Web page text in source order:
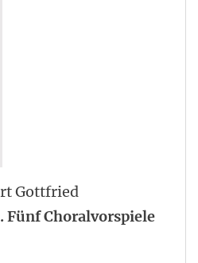
Gottfried
Fünf Choralvorspiele